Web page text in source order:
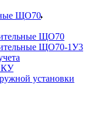
ЩО70
ЩО70
ЩО70-1У3
установки